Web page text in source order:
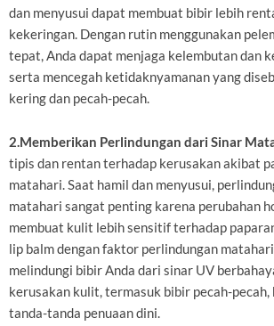
dan menyusui dapat membuat bibir lebih
kekeringan. Dengan rutin menggunakan
tepat, Anda dapat menjaga kelembutan dan
serta mencegah ketidaknyamanan yang
kering dan pecah-pecah.
2.Memberikan Perlindungan dari Sinar
tipis dan rentan terhadap kerusakan akibat
matahari. Saat hamil dan menyusui,
matahari sangat penting karena perubahan
membuat kulit lebih sensitif terhadap
lip balm dengan faktor perlindungan
melindungi bibir Anda dari sinar UV
kerusakan kulit, termasuk bibir pecah-pecah,
tanda-tanda penuaan dini.